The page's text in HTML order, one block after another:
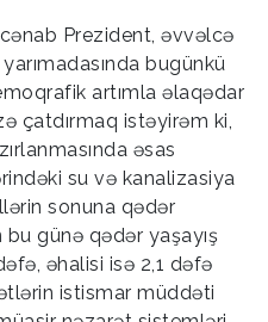
Prezident, əvvəlcə
bugünkü
artımla əlaqədar
çatdırmaq istəyirəm ki,
əsas
su və kanalizasiya
sonuna qədər
bu günə qədər yaşayış
əhalisi isə 2,1 dəfə
istismar müddəti